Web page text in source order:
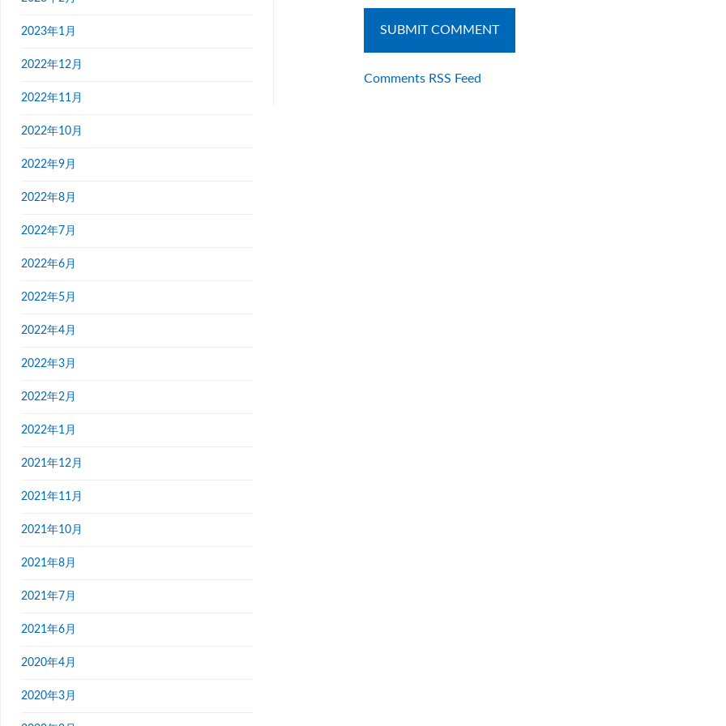
Comments RSS Feed
2023年1月
2022年12月
2022年11月
2022年10月
2022年9月
2022年8月
2022年7月
2022年6月
2022年5月
2022年4月
2022年3月
2022年2月
2022年1月
2021年12月
2021年11月
2021年10月
2021年8月
2021年7月
2021年6月
2020年4月
2020年3月